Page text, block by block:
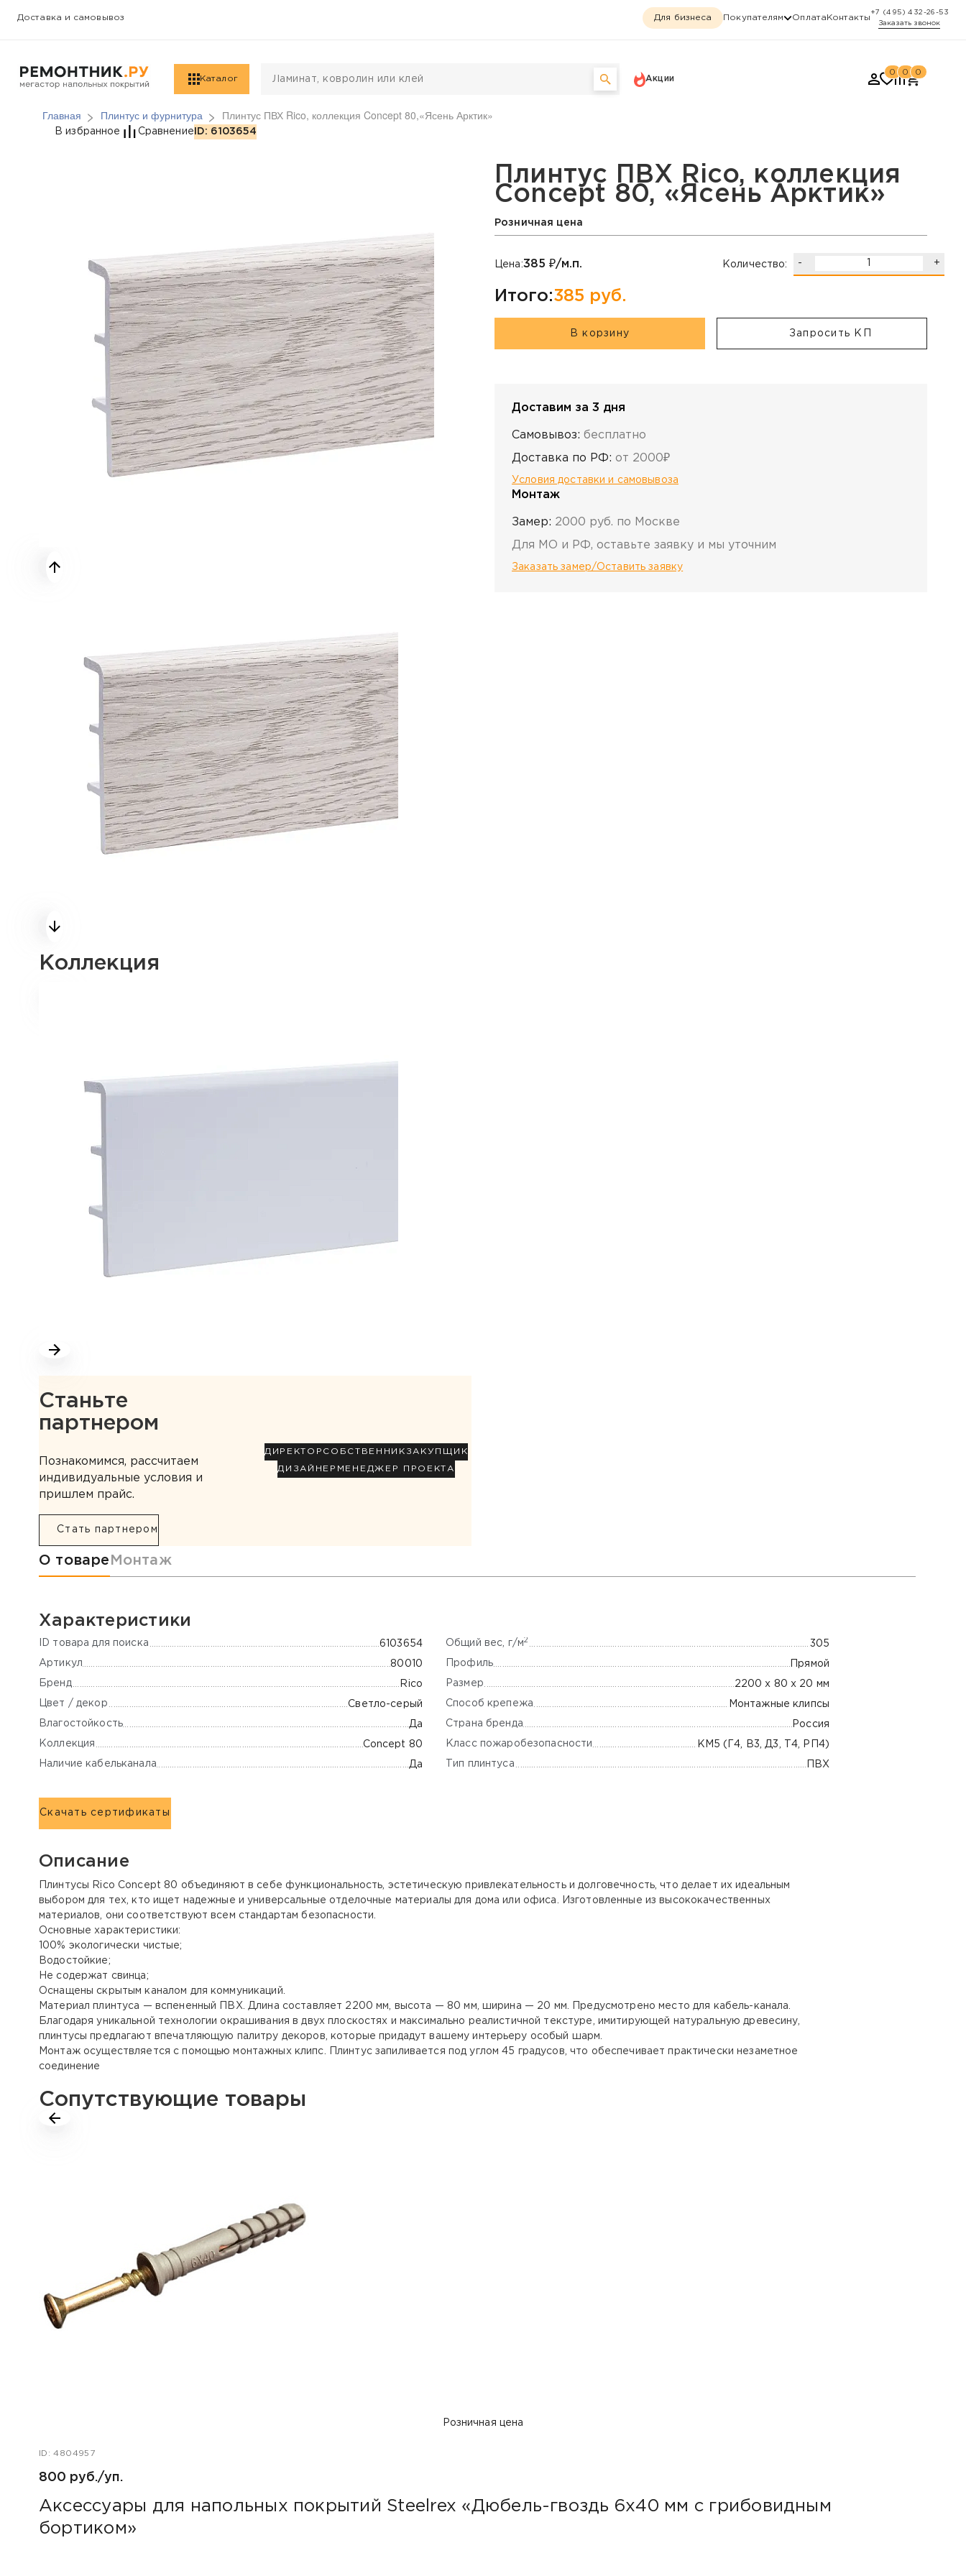
Доставка и самовывоз Для бизнеса Покупателям Оплата Контакты
+7 (495) 432-26-53
Заказать звонок
Каталог Акции
0 0 0
Главная Плинтус и фурнитура Плинтус ПВХ Rico, коллекция Concept 80,«Ясень Арктик»
Плинтус ПВХ Rico, коллекция Concept 80, «Ясень Арктик»
В избранное Сравнение ID: 6103654
Коллекция
Станьте
партнером
Познакомимся, рассчитаем
индивидуальные условия и
пришлем прайс.
Стать партнером
ДИРЕКТОР СОБСТВЕННИК ЗАКУПЩИК
ДИЗАЙНЕР МЕНЕДЖЕР ПРОЕКТА
Плинтус ПВХ Rico, коллекция
Concept 80, «Ясень Арктик»
Розничная цена
Цена:385 ₽/м.п. Количество: - +
Итого:385 руб.
В корзину Запросить КП
Доставим за 3 дня
Самовывоз: бесплатно
Доставка по РФ: от 2000₽
Условия доставки и самовывоза
Монтаж
Замер: 2000 руб. по Москве
Для МО и РФ, оставьте заявку и мы уточним
Заказать замер/Оставить заявку
Информация о товаре
О товаре Монтаж
Характеристики
ID товара для поиска 6103654
Артикул 80010
Бренд Rico
Цвет / декор Светло-серый
Влагостойкость Да
Коллекция Concept 80
Наличие кабельканала Да
Общий вес, г/м2 305
Профиль Прямой
Размер 2200 х 80 х 20 мм
Способ крепежа Монтажные клипсы
Страна бренда Россия
Класс пожаробезопасности КМ5 (Г4, В3, Д3, Т4, РП4)
Тип плинтуса ПВХ
Скачать сертификаты
Описание
Плинтусы Rico Concept 80 объединяют в себе функциональность, эстетическую привлекательность и долговечность, что делает их идеальным
выбором для тех, кто ищет надежные и универсальные отделочные материалы для дома или офиса. Изготовленные из высококачественных
материалов, они соответствуют всем стандартам безопасности.
Основные характеристики:
100% экологически чистые;
Водостойкие;
Не содержат свинца;
Оснащены скрытым каналом для коммуникаций.
Материал плинтуса — вспененный ПВХ. Длина составляет 2200 мм, высота — 80 мм, ширина — 20 мм. Предусмотрено место для кабель-канала.
Благодаря уникальной технологии окрашивания в двух плоскостях и максимально реалистичной текстуре, имитирующей натуральную древесину,
плинтусы предлагают впечатляющую палитру декоров, которые придадут вашему интерьеру особый шарм.
Монтаж осуществляется с помощью монтажных клипс. Плинтус запиливается под углом 45 градусов, что обеспечивает практически незаметное
соединение
Сопутствующие товары
Розничная цена
ID: 4804957
800 руб./уп.
Аксессуары для напольных покрытий Steelrex «Дюбель-гвоздь 6х40 мм с грибовидным
бортиком»